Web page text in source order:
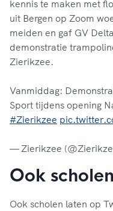
kennis te maken met
uit Bergen op Zoom
meiden en gaf GV
demonstratie
Zierikzee.
Vanmiddag:
Sport tijdens opening
#Zierikzee
— Zierikzee
Ook
Ook scholen laten op